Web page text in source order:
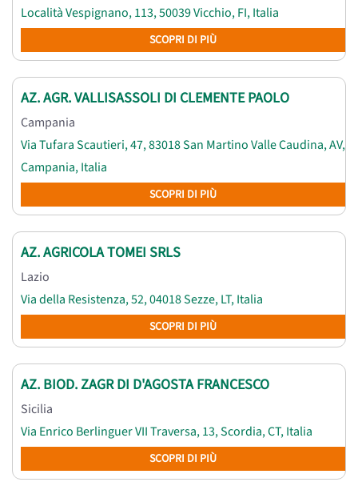
Località Vespignano, 113, 50039 Vicchio, FI, Italia
SCOPRI DI PIÙ
AZ. AGR. VALLISASSOLI DI CLEMENTE PAOLO
Campania
Via Tufara Scautieri, 47, 83018 San Martino Valle Caudina, AV,
Campania, Italia
SCOPRI DI PIÙ
AZ. AGRICOLA TOMEI SRLS
Lazio
Via della Resistenza, 52, 04018 Sezze, LT, Italia
SCOPRI DI PIÙ
AZ. BIOD. ZAGR DI D'AGOSTA FRANCESCO
Sicilia
Via Enrico Berlinguer VII Traversa, 13, Scordia, CT, Italia
SCOPRI DI PIÙ